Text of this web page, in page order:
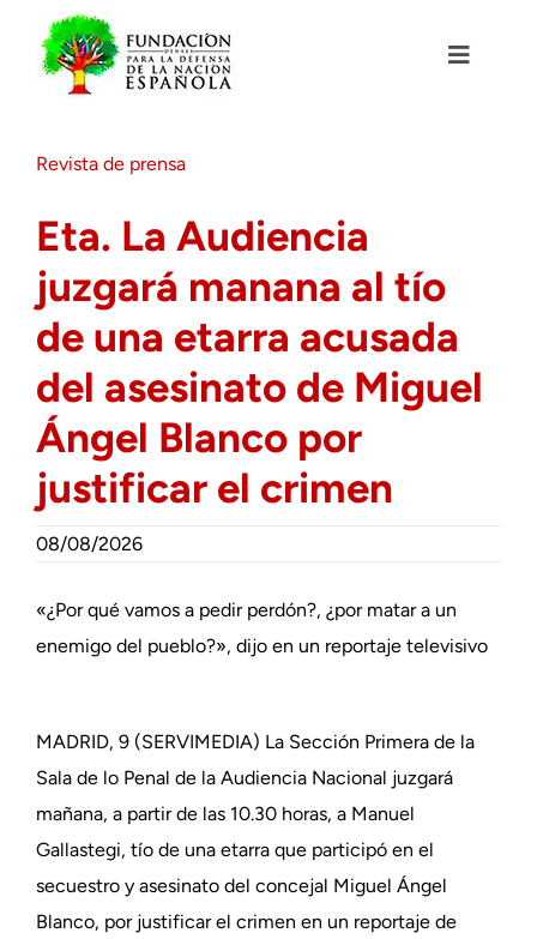
contenido
Toggle
Actualidad
Actividades
Colabora
Revista de prensa
Eta. La Audiencia
juzgará manana al tío
de una etarra acusada
del asesinato de Miguel
Ángel Blanco por
justificar el crimen
08/08/2026
«¿Por qué vamos a pedir perdón?, ¿por matar a un
enemigo del pueblo?», dijo en un reportaje televisivo
MADRID, 9 (SERVIMEDIA) La Sección Primera de la
Sala de lo Penal de la Audiencia Nacional juzgará
mañana, a partir de las 10.30 horas, a Manuel
Gallastegi, tío de una etarra que participó en el
secuestro y asesinato del concejal Miguel Ángel
Blanco, por justificar el crimen en un reportaje de